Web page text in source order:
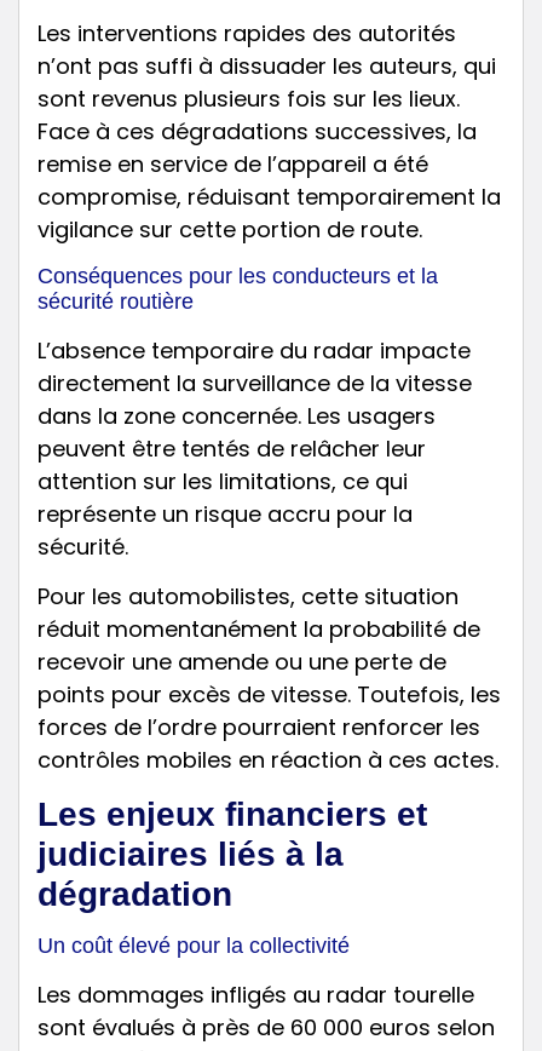
Les interventions rapides des autorités
n’ont pas suffi à dissuader les auteurs, qui
sont revenus plusieurs fois sur les lieux.
Face à ces dégradations successives, la
remise en service de l’appareil a été
compromise, réduisant temporairement la
vigilance sur cette portion de route.
Conséquences pour les conducteurs et la
sécurité routière
L’absence temporaire du radar impacte
directement la surveillance de la vitesse
dans la zone concernée. Les usagers
peuvent être tentés de relâcher leur
attention sur les limitations, ce qui
représente un risque accru pour la
sécurité.
Pour les automobilistes, cette situation
réduit momentanément la probabilité de
recevoir une amende ou une perte de
points pour excès de vitesse. Toutefois, les
forces de l’ordre pourraient renforcer les
contrôles mobiles en réaction à ces actes.
Les enjeux financiers et
judiciaires liés à la
dégradation
Un coût élevé pour la collectivité
Les dommages infligés au radar tourelle
sont évalués à près de 60 000 euros selon